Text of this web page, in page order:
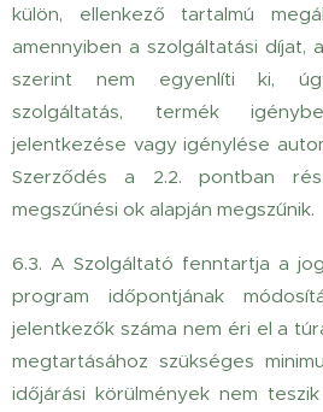
külön, ellenkező tartalmú
amennyiben a szolgáltatási díjat,
szerint nem egyenlíti ki,
szolgáltatás, termék
jelentkezése vagy igénylése
Szerződés a 2.2. pontban
megszűnési ok alapján megszűnik.
6.3. A Szolgáltató fenntartja a
program időpontjának
jelentkezők száma nem éri el a
megtartásához szükséges
időjárási körülmények nem